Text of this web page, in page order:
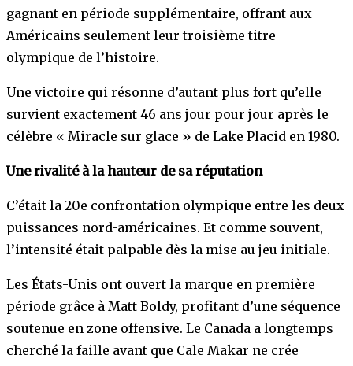
gagnant en période supplémentaire, offrant aux
Américains seulement leur troisième titre
olympique de l’histoire.
Une victoire qui résonne d’autant plus fort qu’elle
survient exactement 46 ans jour pour jour après le
célèbre « Miracle sur glace » de Lake Placid en 1980.
Une rivalité à la hauteur de sa réputation
C’était la 20e confrontation olympique entre les deux
puissances nord-américaines. Et comme souvent,
l’intensité était palpable dès la mise au jeu initiale.
Les États-Unis ont ouvert la marque en première
période grâce à Matt Boldy, profitant d’une séquence
soutenue en zone offensive. Le Canada a longtemps
cherché la faille avant que Cale Makar ne crée